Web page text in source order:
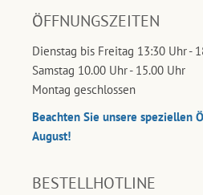
ÖFFNUNGSZEITEN
Dienstag bis Freitag 13:30 Uhr -
Samstag 10.00 Uhr - 15.00 Uhr
Montag geschlossen
Beachten Sie unsere speziellen
August!
BESTELLHOTLINE